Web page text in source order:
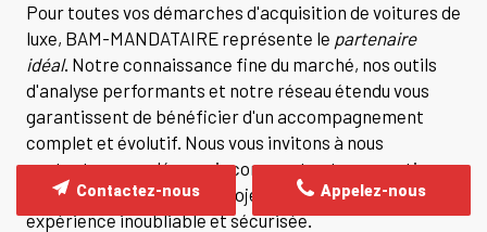
Pour toutes vos démarches d'acquisition de voitures de
luxe, BAM-MANDATAIRE représente le partenaire
idéal. Notre connaissance fine du marché, nos outils
d'analyse performants et notre réseau étendu vous
garantissent de bénéficier d'un accompagnement
complet et évolutif. Nous vous invitons à nous
contacter pour découvrir comment notre expertise
peut transformer votre projet automobile en une
expérience inoubliable et sécurisée.
Appelez-nous
Contactez-nous